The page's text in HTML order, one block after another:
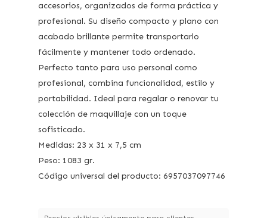
accesorios, organizados de forma práctica y
profesional. Su diseño compacto y plano con
acabado brillante permite transportarlo
fácilmente y mantener todo ordenado.
Perfecto tanto para uso personal como
profesional, combina funcionalidad, estilo y
portabilidad. Ideal para regalar o renovar tu
colección de maquillaje con un toque
sofisticado.
Medidas: 23 x 31 x 7,5 cm
Peso: 1083 gr.
Código universal del producto: 6957037097746